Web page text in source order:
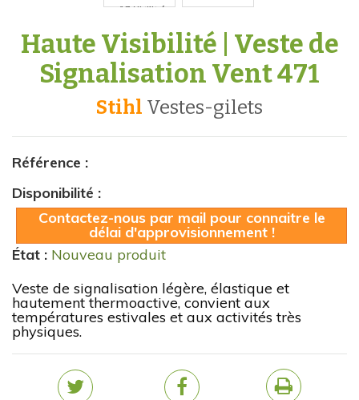
Haute Visibilité | Veste de
Signalisation Vent 471
Stihl vestes-gilets
Référence :
Disponibilité :
Contactez-nous par mail pour connaitre le
délai d'approvisionnement !
État : Nouveau produit
Veste de signalisation légère, élastique et
hautement thermoactive, convient aux
températures estivales et aux activités très
physiques.